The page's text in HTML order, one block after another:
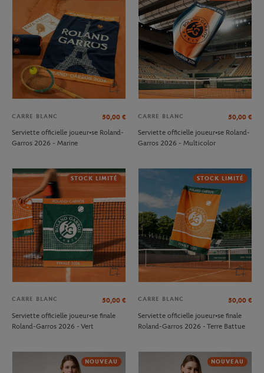
CARRE BLANC 50,00 €
Serviette officielle joueur•se Roland-
Garros 2026 - Marine
CARRE BLANC 50,00 €
Serviette officielle joueur•se Roland-
Garros 2026 - Multicolor
STOCK LIMITÉ
CARRE BLANC 50,00 €
Serviette officielle joueur•se finale
Roland-Garros 2026 - Vert
STOCK LIMITÉ
CARRE BLANC 50,00 €
Serviette officielle joueur•se finale
Roland-Garros 2026 - Terre Battue
NOUVEAU NOUVEAU